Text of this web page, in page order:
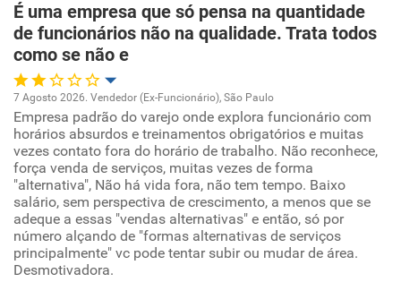
É uma empresa que só pensa na quantidade
de funcionários não na qualidade. Trata todos
como se não e
Oportunidade de promoção
Ambiente de trabalho
Conciliação com a vida familiar
Benefícios
7 Agosto 2026. Vendedor (Ex-Funcionário), São Paulo
Empresa padrão do varejo onde explora funcionário com
horários absurdos e treinamentos obrigatórios e muitas
vezes contato fora do horário de trabalho. Não reconhece,
força venda de serviços, muitas vezes de forma
"alternativa", Não há vida fora, não tem tempo. Baixo
salário, sem perspectiva de crescimento, a menos que se
adeque a essas "vendas alternativas" e então, só por
número alçando de "formas alternativas de serviços
principalmente" vc pode tentar subir ou mudar de área.
Desmotivadora.